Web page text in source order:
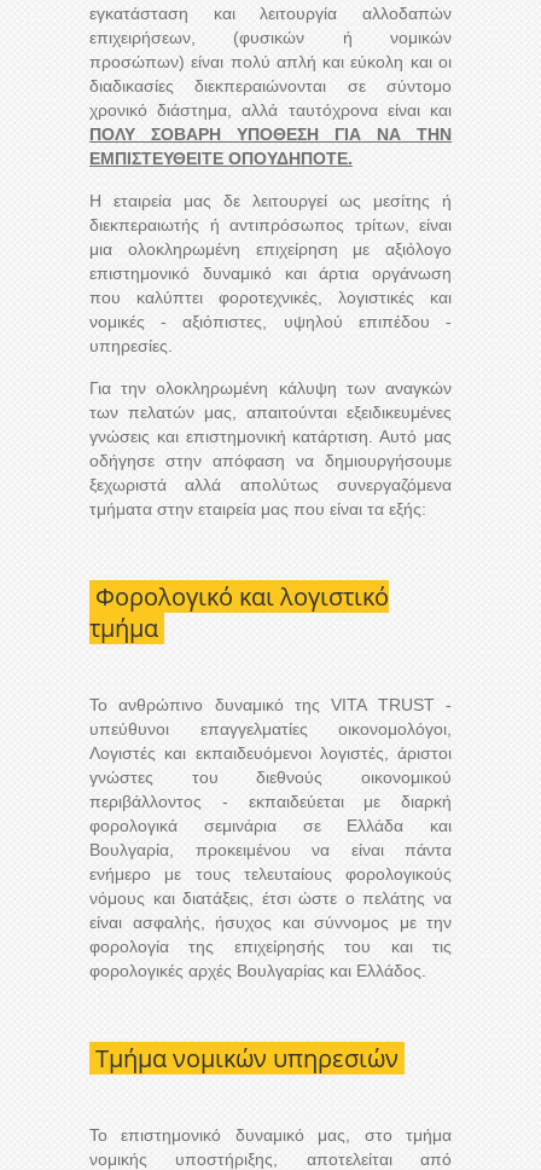
εγκατάσταση και λειτουργία αλλοδαπών
επιχειρήσεων, (φυσικών ή νομικών
προσώπων) είναι πολύ απλή και εύκολη και οι
διαδικασίες διεκπεραιώνονται σε σύντομο
χρονικό διάστημα, αλλά ταυτόχρονα είναι και
ΠΟΛΥ ΣΟΒΑΡΗ ΥΠΟΘΕΣΗ ΓΙΑ ΝΑ ΤΗΝ
ΕΜΠΙΣΤΕΥΘΕΙΤΕ ΟΠΟΥΔΗΠΟΤΕ.
Η εταιρεία μας δε λειτουργεί ως μεσίτης ή
διεκπεραιωτής ή αντιπρόσωπος τρίτων, είναι
μια ολοκληρωμένη επιχείρηση με αξιόλογο
επιστημονικό δυναμικό και άρτια οργάνωση
που καλύπτει φοροτεχνικές, λογιστικές και
νομικές - αξιόπιστες, υψηλού επιπέδου -
υπηρεσίες.
Για την ολοκληρωμένη κάλυψη των αναγκών
των πελατών μας, απαιτούνται εξειδικευμένες
γνώσεις και επιστημονική κατάρτιση. Αυτό μας
οδήγησε στην απόφαση να δημιουργήσουμε
ξεχωριστά αλλά απολύτως συνεργαζόμενα
τμήματα στην εταιρεία μας που είναι τα εξής:
Φορολογικό και λογιστικό
τμήμα
Το ανθρώπινο δυναμικό της VITA TRUST -
υπεύθυνοι επαγγελματίες οικονομολόγοι,
Λογιστές και εκπαιδευόμενοι λογιστές, άριστοι
γνώστες του διεθνούς οικονομικού
περιβάλλοντος - εκπαιδεύεται με διαρκή
φορολογικά σεμινάρια σε Ελλάδα και
Βουλγαρία, προκειμένου να είναι πάντα
ενήμερο με τους τελευταίους φορολογικούς
νόμους και διατάξεις, έτσι ώστε ο πελάτης να
είναι ασφαλής, ήσυχος και σύννομος με την
φορολογία της επιχείρησής του και τις
φορολογικές αρχές Βουλγαρίας και Ελλάδος.
Τμήμα νομικών υπηρεσιών
Το επιστημονικό δυναμικό μας, στο τμήμα
νομικής υποστήριξης, αποτελείται από